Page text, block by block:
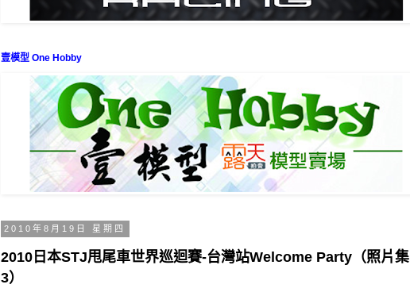
壹模型 One Hobby
2010年8月19日 星期四
2010日本STJ甩尾車世界巡迴賽-台灣站Welcome Party（照片集
3）